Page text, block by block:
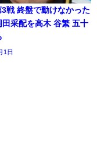
3戦 終盤で動けなかった
田采配を高木 谷繁 五十
1日